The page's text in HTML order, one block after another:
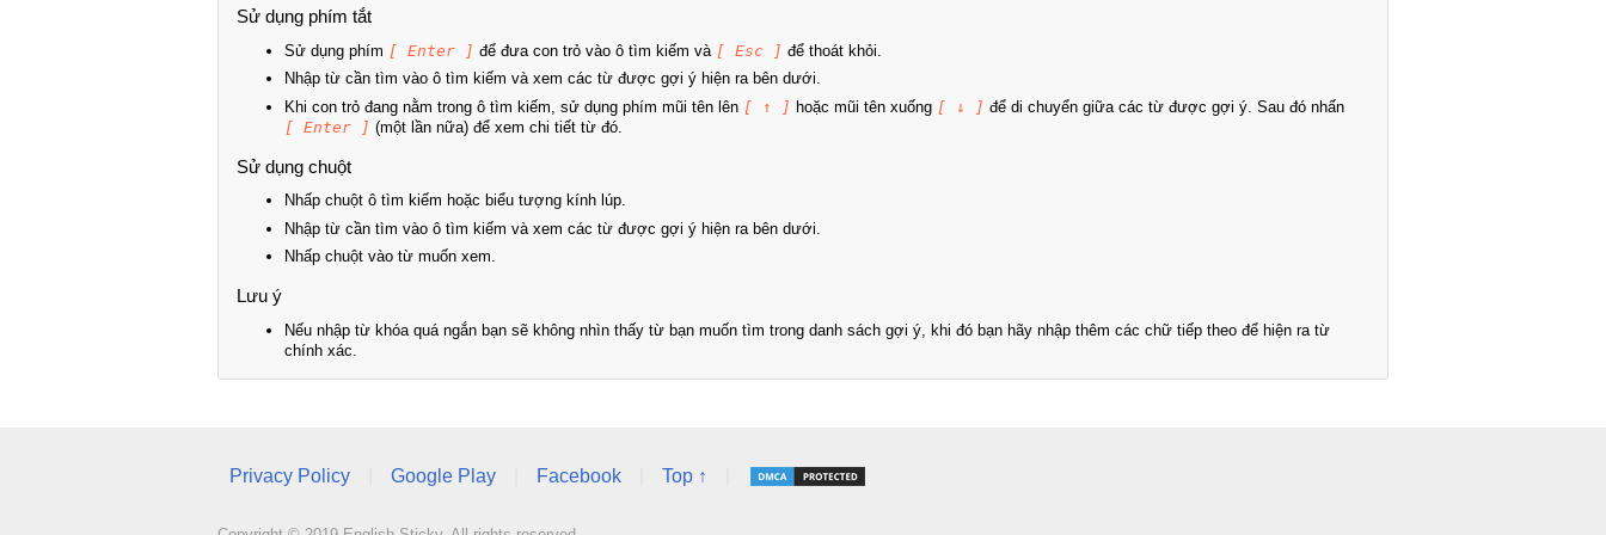
Sử dụng phím tắt
Sử dụng phím [ Enter ] để đưa con trỏ vào ô tìm kiếm và [ Esc ] để thoát khỏi.
Nhập từ cần tìm vào ô tìm kiếm và xem các từ được gợi ý hiện ra bên dưới.
Khi con trỏ đang nằm trong ô tìm kiếm, sử dụng phím mũi tên lên [ ↑ ] hoặc mũi tên xuống [ ↓ ] để di chuyển giữa các từ được gợi ý. Sau đó nhấn
[ Enter ] (một lần nữa) để xem chi tiết từ đó.
Sử dụng chuột
Nhấp chuột ô tìm kiếm hoặc biểu tượng kính lúp.
Nhập từ cần tìm vào ô tìm kiếm và xem các từ được gợi ý hiện ra bên dưới.
Nhấp chuột vào từ muốn xem.
Lưu ý
Nếu nhập từ khóa quá ngắn bạn sẽ không nhìn thấy từ bạn muốn tìm trong danh sách gợi ý, khi đó bạn hãy nhập thêm các chữ tiếp theo để hiện ra từ
chính xác.
Privacy Policy Google Play Facebook Top ↑